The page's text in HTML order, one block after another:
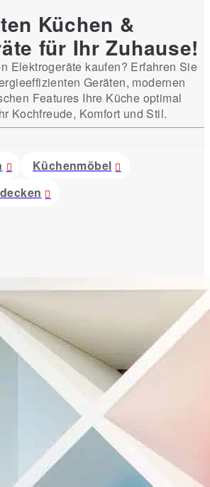
Küchen &
für Ihr Zuhause!
Elektrogeräte kaufen? Erfahren Sie
Geräten, modernen
Features Ihre Küche optimal
Kochfreude, Komfort und Stil.
Küchenmöbel